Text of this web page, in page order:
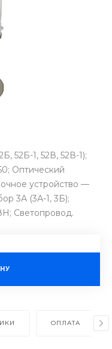
52Б-1, 52В, 52В-1);
Оптический
устройство —
3А (3А-1, 3Б);
Светопровод.
ОПЛАТА